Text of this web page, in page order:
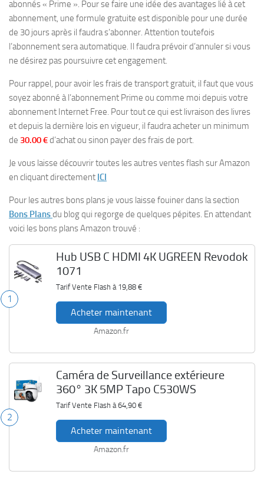
abonnés « Prime ». Pour se faire une idée des avantages lié à cet
abonnement, une formule gratuite est disponible pour une durée
de 30 jours après il faudra s’abonner. Attention toutefois
l’abonnement sera automatique. Il faudra prévoir d’annuler si vous
ne désirez pas poursuivre cet engagement.
Pour rappel, pour avoir les frais de transport gratuit, il faut que vous
soyez abonné à l’abonnement Prime ou comme moi depuis votre
abonnement Internet Free. Pour tout ce qui est livraison des livres
et depuis la dernière lois en vigueur, il faudra acheter un minimum
de 30.00 €d’achat ou sinon payer des frais de port.
Je vous laisse découvrir toutes les autres ventes flash sur Amazon
en cliquant directement ICI
Pour les autres bons plans je vous laisse fouiner dans la section
Bons Plansdu blog qui regorge de quelques pépites. En attendant
voici les bons plans Amazon trouvé :
1
Hub USB C HDMI 4K UGREEN Revodok
1071
Tarif Vente Flash à 19,88 €
Acheter maintenant
Amazon.fr
2
Caméra de Surveillance extérieure
360° 3K 5MP Tapo C530WS
Tarif Vente Flash à64,90 €
Acheter maintenant
Amazon.fr